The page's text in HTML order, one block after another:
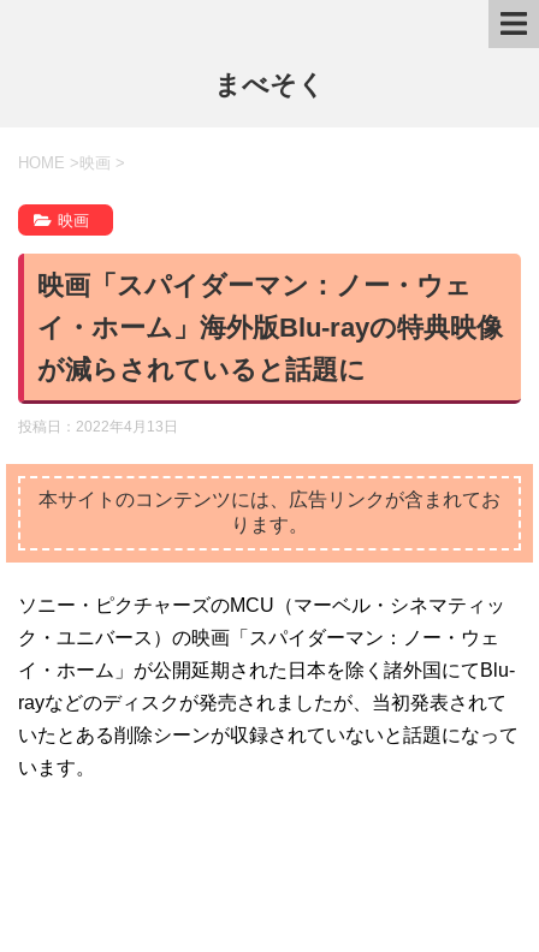
まべそく
HOME > 映画 >
映画
映画「スパイダーマン：ノー・ウェ
イ・ホーム」海外版Blu-rayの特典映像
が減らされていると話題に
投稿日： 2022年4月13日
本サイトのコンテンツには、広告リンクが含まれてお
ります。
ソニー・ピクチャーズのMCU（マーベル・シネマティッ
ク・ユニバース）の映画「スパイダーマン：ノー・ウェ
イ・ホーム」が公開延期された日本を除く諸外国にてBlu-
rayなどのディスクが発売されましたが、当初発表されて
いたとある削除シーンが収録されていないと話題になって
います。